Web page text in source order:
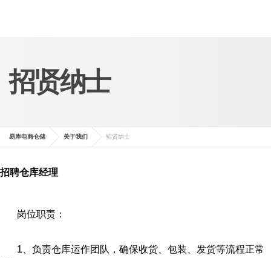
招贤纳士
易库电商仓储 关于我们 招贤纳士
招聘仓库经理
岗位职责：
1、负责仓库运作团队，确保收货、包装、发货等流程正常